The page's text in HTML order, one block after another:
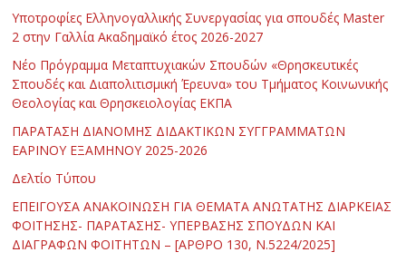
Υποτροφίες Ελληνογαλλικής Συνεργασίας για σπουδές Master
2 στην Γαλλία Ακαδημαϊκό έτος 2026-2027
Νέο Πρόγραμμα Μεταπτυχιακών Σπουδών «Θρησκευτικές
Σπουδές και Διαπολιτισμική Έρευνα» του Τμήματος Κοινωνικής
Θεολογίας και Θρησκειολογίας ΕΚΠΑ
ΠΑΡΑΤΑΣΗ ΔΙΑΝΟΜΗΣ ΔΙΔΑΚΤΙΚΩΝ ΣΥΓΓΡΑΜΜΑΤΩΝ
ΕΑΡΙΝΟΥ ΕΞΑΜΗΝΟΥ 2025-2026
Δελτίο Τύπου
ΕΠΕΙΓΟΥΣΑ ΑΝΑΚΟΙΝΩΣΗ ΓΙΑ ΘΕΜΑΤΑ ΑΝΩΤΑΤΗΣ ΔΙΑΡΚΕΙΑΣ
ΦΟΙΤΗΣΗΣ- ΠΑΡΑΤΑΣΗΣ- ΥΠΕΡΒΑΣΗΣ ΣΠΟΥΔΩΝ ΚΑΙ
ΔΙΑΓΡΑΦΩΝ ΦΟΙΤΗΤΩΝ – [ΑΡΘΡΟ 130, Ν.5224/2025]